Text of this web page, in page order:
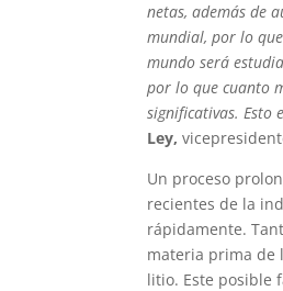
netas, además de
mundial, por lo
mundo será
por lo que cuanto
significativas. Esto
Ley,
Un proceso
recientes de la
rápidamente.
materia prima de
litio. Este posible